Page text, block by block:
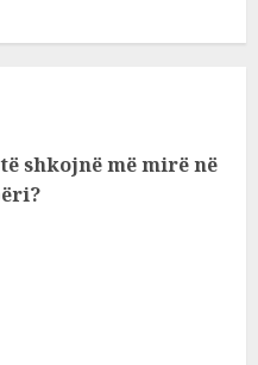
shkojnë më mirë në